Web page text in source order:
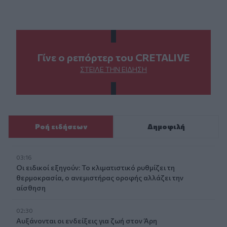
Γίνε ο ρεπόρτερ του CRETALIVE
ΣΤΕΊΛΕ ΤΗΝ ΕΊΔΗΣΗ
Ροή ειδήσεων Δημοφιλή
03:16
Οι ειδικοί εξηγούν: Το κλιματιστικό ρυθμίζει τη
θερμοκρασία, ο ανεμιστήρας οροφής αλλάζει την
αίσθηση
02:30
Αυξάνονται οι ενδείξεις για ζωή στον Άρη